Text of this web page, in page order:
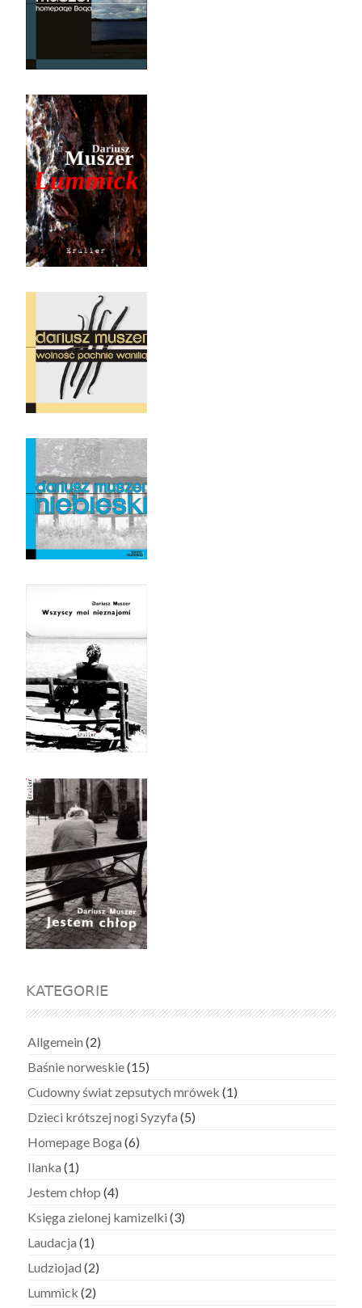
KATEGORIE
Allgemein (2)
Baśnie norweskie(15)
Cudowny świat zepsutych mrówek (1)
Dzieci krótszej nogi Syzyfa (5)
Homepage Boga (6)
Ilanka (1)
Jestem chłop (4)
Księga zielonej kamizelki (3)
Laudacja (1)
Ludziojad (2)
Lummick (2)